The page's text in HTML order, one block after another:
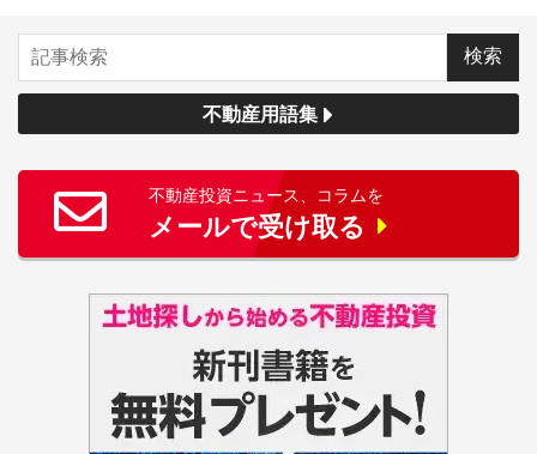
不動産用語集
不動産投資ニュース、コラムを
メールで受け取る